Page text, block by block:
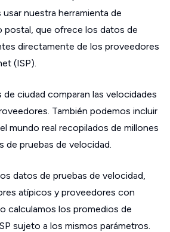
nuestra herramienta de
postal, que ofrece los datos de
directamente de los proveedores
(ISP).
ciudad comparan las velocidades
También podemos incluir
mundo real recopilados de millones
de pruebas de velocidad.
datos de pruebas de velocidad,
atípicos y proveedores con
calculamos los promedios de
sujeto a los mismos parámetros.